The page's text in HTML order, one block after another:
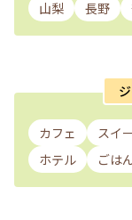
山梨
長野
カフェ スイ
ホテル
ごは